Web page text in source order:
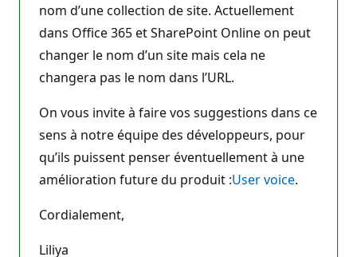
nom d’une collection de site. Actuellement
dans Office 365 et SharePoint Online on peut
changer le nom d’un site mais cela ne
changera pas le nom dans l’URL.
On vous invite à faire vos suggestions dans ce
sens à notre équipe des développeurs, pour
qu’ils puissent penser éventuellement à une
amélioration future du produit :User voice.
Cordialement,
Liliya